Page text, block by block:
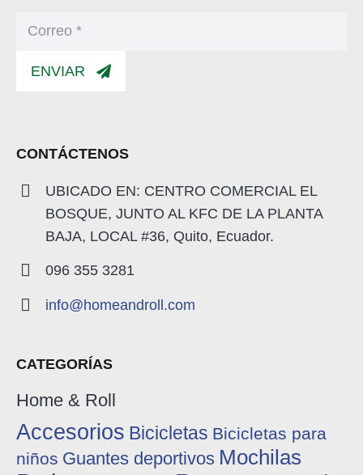
ENVIAR
CONTÁCTENOS
UBICADO EN: CENTRO COMERCIAL EL
BOSQUE, JUNTO AL KFC DE LA PLANTA
BAJA, LOCAL #36, Quito, Ecuador.
096 355 3281
info@homeandroll.com
CATEGORÍAS
Home & Roll
Accesorios Bicicletas Bicicletas para
niños Guantes deportivos Mochilas